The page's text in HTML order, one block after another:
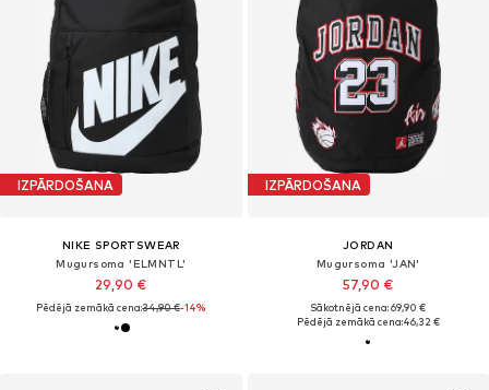
IZPĀRDOŠANA
NIKE SPORTSWEAR
Mugursoma 'ELMNTL'
29,90 €
Pēdējā zemākā cena:34,90 €-14%
IZPĀRDOŠANA
JORDAN
Mugursoma 'JAN'
57,90 €
Sākotnējā cena: 69,90 €
Pēdējā zemākā cena:46,32 €